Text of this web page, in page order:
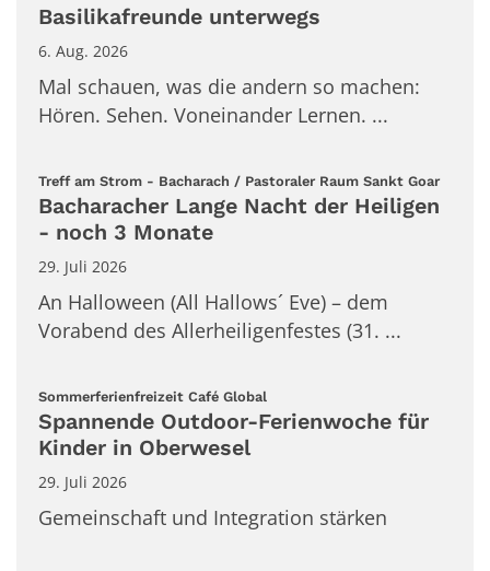
Basilikafreunde unterwegs
6. Aug. 2026
Mal schauen, was die andern so machen:
Hören. Sehen. Voneinander Lernen. ...
Treff am Strom - Bacharach / Pastoraler Raum Sankt Goar:
Bacharacher Lange Nacht der Heiligen
- noch 3 Monate
29. Juli 2026
An Halloween (All Hallows´ Eve) – dem
Vorabend des Allerheiligenfestes (31. ...
Sommerferienfreizeit Café Global:
Spannende Outdoor-Ferienwoche für
Kinder in Oberwesel
29. Juli 2026
Gemeinschaft und Integration stärken